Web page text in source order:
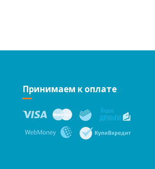
Принимаем к оплате